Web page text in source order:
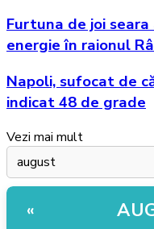
Furtuna de joi
energie în raionul
Napoli, sufocat de
indicat 48 de grade
Vezi mai mult
«